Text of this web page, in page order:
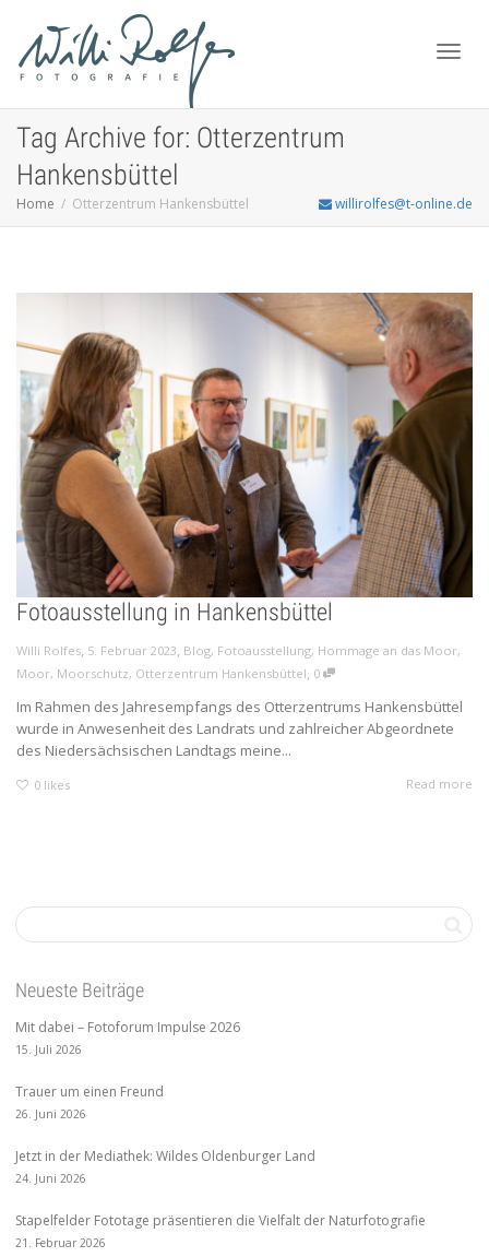
Tag Archive for: Otterzentrum
Hankensbüttel
Home Otterzentrum Hankensbüttel willirolfes@t-online.de
Fotoausstellung in Hankensbüttel
Willi Rolfes, 5. Februar 2023, Blog, Fotoausstellung, Hommage an das Moor,
Moor, Moorschutz, Otterzentrum Hankensbüttel, 0
Im Rahmen des Jahresempfangs des Otterzentrums Hankensbüttel
wurde in Anwesenheit des Landrats und zahlreicher Abgeordnete
des Niedersächsischen Landtags meine...
0 likes Read more
Neueste Beiträge
Mit dabei – Fotoforum Impulse 2026
15. Juli 2026
Trauer um einen Freund
26. Juni 2026
Jetzt in der Mediathek: Wildes Oldenburger Land
24. Juni 2026
Stapelfelder Fototage präsentieren die Vielfalt der Naturfotografie
21. Februar 2026